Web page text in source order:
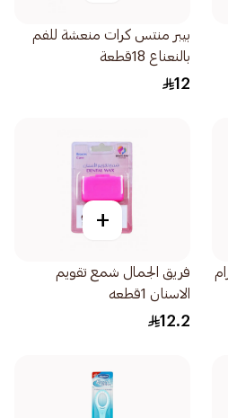
بيبر منتس كرات منعشة للفم
بالنعناع 18قطعة
12
+
فريق الجمال شمع تقويم
الاسنان 1قطعه
12.2